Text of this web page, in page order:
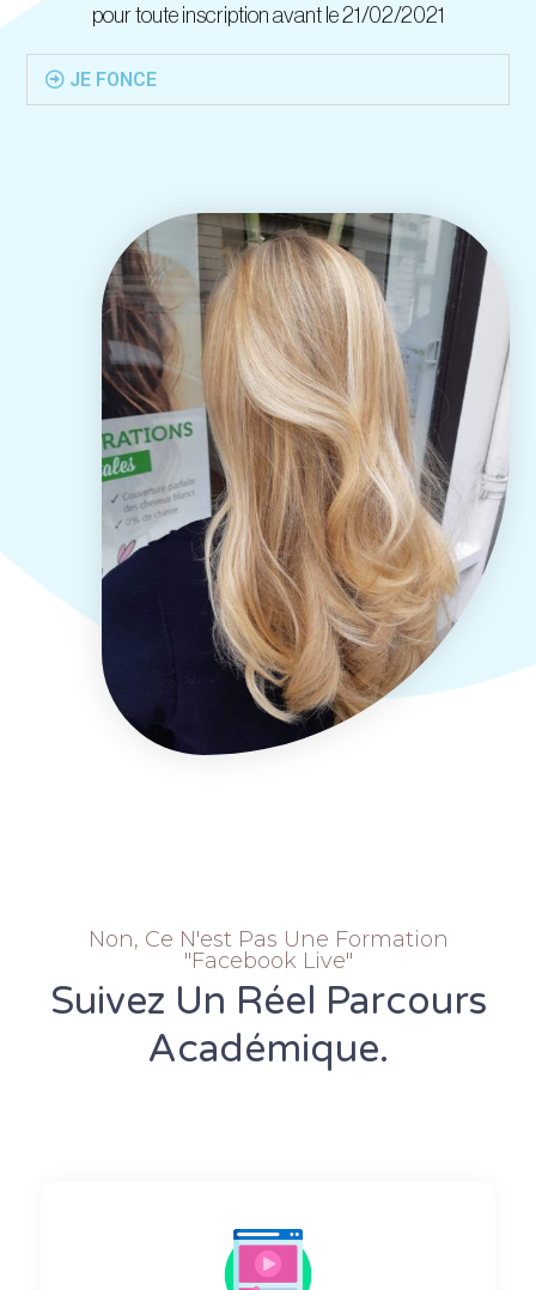
pour toute inscription avant le 21/02/2021
JE FONCE
Non, Ce N'est Pas Une Formation
"facebook Live"
Suivez Un Réel Parcours
Académique.